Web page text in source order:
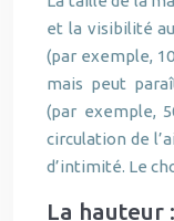
et la visibilité
(par exemple,
mais peut
(par exemple,
circulation de
d’intimité. Le
La